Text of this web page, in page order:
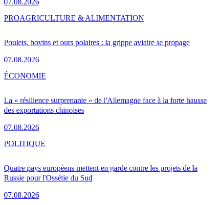
07.08.2026
Poulets, bovins et ours polaires : la grippe aviaire se propage
07.08.2026
PROAGRICULTURE & ALIMENTATION
La « résilience surprenante » de l'Allemagne face à la forte hausse
des exportations chinoises
07.08.2026
ÉCONOMIE
Quatre pays européens mettent en garde contre les projets de la
Russie pour l'Ossétie du Sud
07.08.2026
POLITIQUE